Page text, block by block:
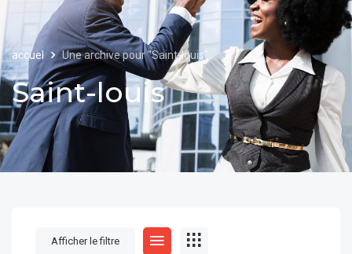
accuel Une archive pour "Saint-louis"
Saint-louis
Afficher le filtre